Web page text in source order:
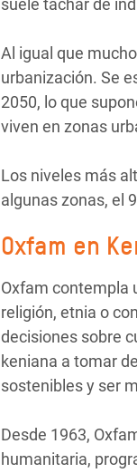
suele tachar de
Al igual que
urbanización. Se
2050, lo que
viven en zonas
Los niveles más
algunas zonas, el
Oxfam en
Oxfam contempla
religión, etnia o
decisiones sobre
keniana a tomar
sostenibles y ser
Desde 1963,
humanitaria,